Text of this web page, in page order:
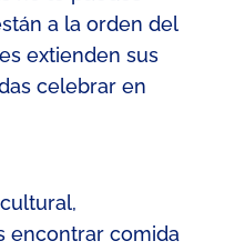
a la orden del
extienden sus
celebrar en
encontrar comida